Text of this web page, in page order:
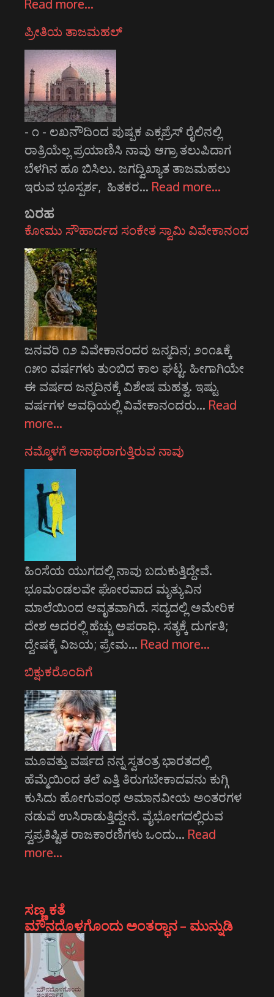
Read more…
ಪ್ರೀತಿಯ ತಾಜಮಹಲ್
- ೧ - ಲಖನೌದಿಂದ ಪುಷ್ಪಕ ಎಕ್ಸಪ್ರೆಸ್ ರೈಲಿನಲ್ಲಿ
ರಾತ್ರಿಯೆಲ್ಲ ಪ್ರಯಾಣಿಸಿ ನಾವು ಆಗ್ರಾ ತಲುಪಿದಾಗ
ಬೆಳಗಿನ ಹೂ ಬಿಸಿಲು. ಜಗದ್ವಿಖ್ಯಾತ ತಾಜಮಹಲು
ಇರುವ ಭೂಸ್ಪರ್ಶ, ಹಿತಕರ… Read more…
ಬರಹ
ಕೋಮು ಸೌಹಾರ್ದದ ಸಂಕೇತ ಸ್ವಾಮಿ ವಿವೇಕಾನಂದ
ಜನವರಿ ೧೨ ವಿವೇಕಾನಂದರ ಜನ್ಮದಿನ; ೨೦೧೩ಕ್ಕೆ
೧೫೦ ವರ್ಷಗಳು ತುಂಬಿದ ಕಾಲ ಘಟ್ಟ. ಹೀಗಾಗಿಯೇ
ಈ ವರ್ಷದ ಜನ್ಮದಿನಕ್ಕೆ ವಿಶೇಷ ಮಹತ್ವ. ಇಷ್ಟು
ವರ್ಷಗಳ ಅವಧಿಯಲ್ಲಿ ವಿವೇಕಾನಂದರು… Read
more…
ನಮ್ಮೊಳಗೆ ಅನಾಥರಾಗುತ್ತಿರುವ ನಾವು
ಹಿಂಸೆಯ ಯುಗದಲ್ಲಿ ನಾವು ಬದುಕುತ್ತಿದ್ದೇವೆ.
ಭೂಮಂಡಲವೇ ಘೋರವಾದ ಮೃತ್ಯುವಿನ
ಮಾಲೆಯಿಂದ ಆವೃತವಾಗಿದೆ. ಸದ್ಯದಲ್ಲಿ ಅಮೇರಿಕ
ದೇಶ ಅದರಲ್ಲಿ ಹೆಚ್ಚು ಅಪರಾಧಿ. ಸತ್ಯಕ್ಕೆ ದುರ್ಗತಿ;
ದ್ವೇಷಕ್ಕೆ ವಿಜಯ; ಪ್ರೇಮ… Read more…
ಬಿಕ್ಷುಕರೊಂದಿಗೆ
ಮೂವತ್ತು ವರ್ಷದ ನನ್ನ ಸ್ವತಂತ್ರ ಭಾರತದಲ್ಲಿ
ಹೆಮ್ಮೆಯಿಂದ ತಲೆ ಎತ್ತಿ ತಿರುಗಬೇಕಾದವನು ಕುಗ್ಗಿ
ಕುಸಿದು ಹೋಗುವಂಥ ಅಮಾನವೀಯ ಅಂತರಗಳ
ನಡುವೆ ಉಸಿರಾಡುತ್ತಿದ್ದೇನೆ. ವೈಭೋಗದಲ್ಲಿರುವ
ಸ್ವಪ್ರತಿಷ್ಟಿತ ರಾಜಕಾರಣಿಗಳು ಒಂದು… Read
more…
ಸಣ್ಣ ಕತೆ
ಮೌನದೊಳಗೊಂದು ಅಂತರ್‍ಧಾನ – ಮುನ್ನುಡಿ